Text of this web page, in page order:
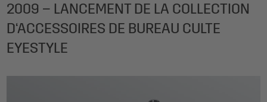
2009 – LANCEMENT DE LA COLLECTION
D‘ACCESSOIRES DE BUREAU CULTE
EYESTYLE